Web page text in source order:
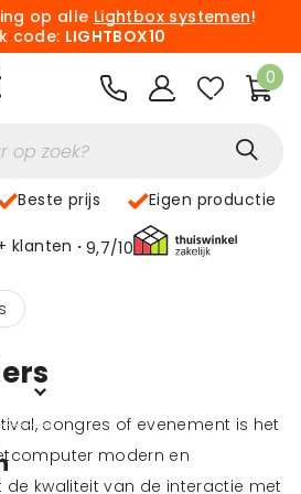
op alle Lightbox systemen!
code: LIGHTBOX10
0
Beste prijs Eigen productie
klanten 9,7/10
congres of evenement is het
modern en
de kwaliteit van de interactie met